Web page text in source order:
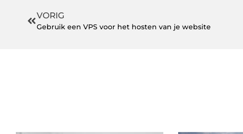
VORIG
Gebruik een VPS voor het hosten van je website